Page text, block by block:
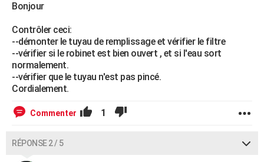
Bonjour
Contrôler ceci:
--démonter le tuyau de remplissage et vérifier le filtre
--vérifier si le robinet est bien ouvert , et si l'eau sort
normalement.
--vérifier que le tuyau n'est pas pincé.
Cordialement.
Commenter 1
RÉPONSE 2 / 5